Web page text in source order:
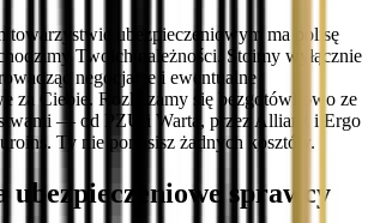
towarzystwie ubezpieczeniowym ma polisę
Twoich należności. Stoimy wyłącznie
negocjacje i ewentualne
za Ciebie. Rozliczamy się bezgotówkowo ze
— od PZU i Warta, przez Allianz i Ergo
Ty nie ponosisz żadnych kosztów.
ubezpieczeniowe sprawcy